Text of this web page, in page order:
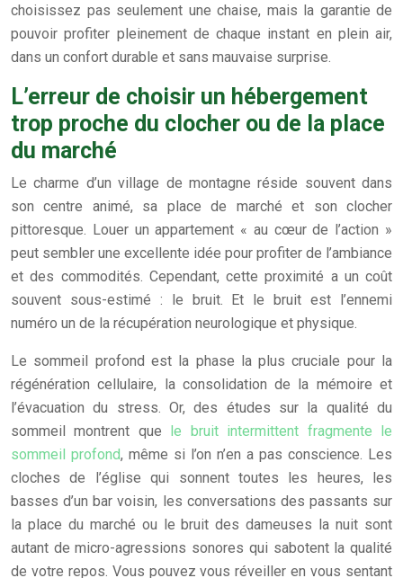
choisissez pas seulement une chaise, mais la garantie de
pouvoir profiter pleinement de chaque instant en plein air,
dans un confort durable et sans mauvaise surprise.
L’erreur de choisir un hébergement
trop proche du clocher ou de la place
du marché
Le charme d’un village de montagne réside souvent dans
son centre animé, sa place de marché et son clocher
pittoresque. Louer un appartement « au cœur de l’action »
peut sembler une excellente idée pour profiter de l’ambiance
et des commodités. Cependant, cette proximité a un coût
souvent sous-estimé : le bruit. Et le bruit est l’ennemi
numéro un de la récupération neurologique et physique.
Le sommeil profond est la phase la plus cruciale pour la
régénération cellulaire, la consolidation de la mémoire et
l’évacuation du stress. Or, des études sur la qualité du
sommeil montrent que le bruit intermittent fragmente le
sommeil profond, même si l’on n’en a pas conscience. Les
cloches de l’église qui sonnent toutes les heures, les
basses d’un bar voisin, les conversations des passants sur
la place du marché ou le bruit des dameuses la nuit sont
autant de micro-agressions sonores qui sabotent la qualité
de votre repos. Vous pouvez vous réveiller en vous sentant